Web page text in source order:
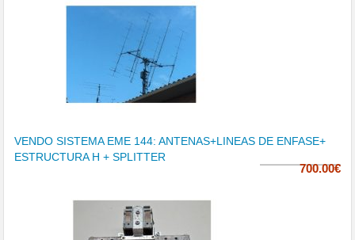
VENDO SISTEMA EME 144: ANTENAS+LINEAS DE ENFASE+
ESTRUCTURA H + SPLITTER
700.00€